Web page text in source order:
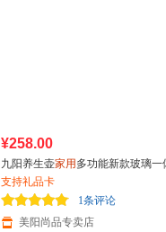
¥258.00
九阳养生壶家用 多功能新款玻璃一
保温办公室泡茶小型烧水壶新款
支持礼品卡
1条评论
美阳尚品专卖店